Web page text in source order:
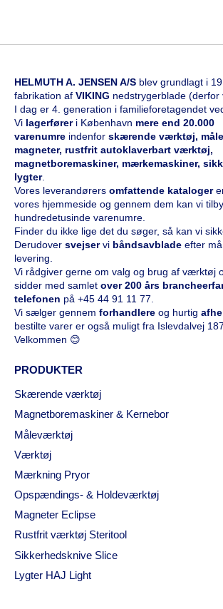
HELMUTH A. JENSEN A/S blev grundlagt i
fabrikation af VIKING nedstrygerblade (derfor
I dag er 4. generation i familieforetagendet
Vi lagerfører i København mere end 20.000
varenumre indenfor skærende værktøj,
magneter, rustfrit autoklaverbart værktøj,
magnetboremaskiner, mærkemaskiner,
lygter.
Vores leverandørers omfattende kataloger
vores hjemmeside og gennem dem kan vi
hundredetusinde varenumre.
Finder du ikke lige det du søger, så kan vi
Derudover svejservi båndsavblade efter
levering.
Vi rådgiver gerne om valg og brug af værktøj
sidder med samlet over 200 års
telefonen på +45 44 91 11 77
Vi sælger gennem forhandlere og hurtig
bestilte varer er også muligt fra Islevdalvej
Velkommen 😊
PRODUKTER
Skærende værktøj
Magnetboremaskiner & Kernebor
Måleværktøj
Værktøj
Mærkning Pryor
Opspændings- & Holdeværktøj
Magneter Eclipse
Rustfrit værktøj Steritool
Sikkerhedsknive Slice
Lygter HAJ Light